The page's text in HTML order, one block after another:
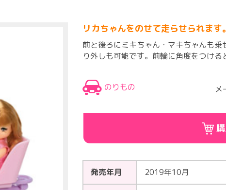
リカちゃんをのせて走らせられます。
前と後ろにミキちゃん・マキちゃんも
り外しも可能です。前輪に角度をつける
のりもの メ
発売年月 2019年10月